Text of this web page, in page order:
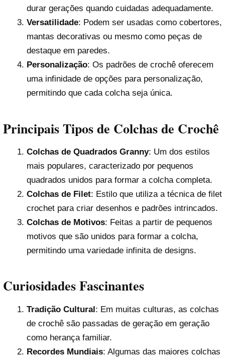
durar gerações quando cuidadas adequadamente.
Versatilidade: Podem ser usadas como cobertores,
mantas decorativas ou mesmo como peças de
destaque em paredes.
Personalização: Os padrões de crochê oferecem
uma infinidade de opções para personalização,
permitindo que cada colcha seja única.
Principais Tipos de Colchas de Crochê
Colchas de Quadrados Granny: Um dos estilos
mais populares, caracterizado por pequenos
quadrados unidos para formar a colcha completa.
Colchas de Filet: Estilo que utiliza a técnica de filet
crochet para criar desenhos e padrões intrincados.
Colchas de Motivos: Feitas a partir de pequenos
motivos que são unidos para formar a colcha,
permitindo uma variedade infinita de designs.
Curiosidades Fascinantes
Tradição Cultural: Em muitas culturas, as colchas
de crochê são passadas de geração em geração
como herança familiar.
Recordes Mundiais: Algumas das maiores colchas